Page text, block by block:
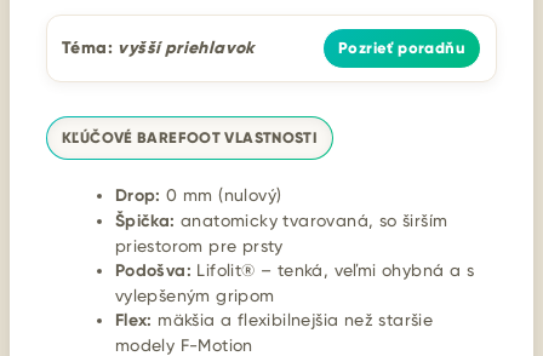
Téma: vyšší priehlavok Pozrieť poradňu
KĽÚČOVÉ BAREFOOT VLASTNOSTI
Drop: 0 mm (nulový)
Špička: anatomicky tvarovaná, so širším
priestorom pre prsty
Podošva: Lifolit® – tenká, veľmi ohybná a s
vylepšeným gripom
Flex: mäkšia a flexibilnejšia než staršie
modely F-Motion